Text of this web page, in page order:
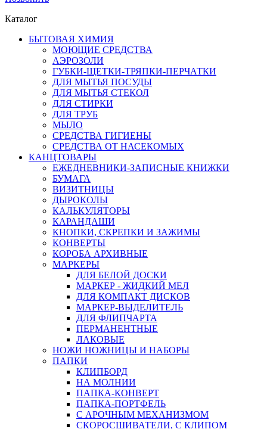
Каталог
БЫТОВАЯ ХИМИЯ
МОЮЩИЕ СРЕДСТВА
АЭРОЗОЛИ
ГУБКИ-ЩЕТКИ-ТРЯПКИ-ПЕРЧАТКИ
ДЛЯ МЫТЬЯ ПОСУДЫ
ДЛЯ МЫТЬЯ СТЕКОЛ
ДЛЯ СТИРКИ
ДЛЯ ТРУБ
МЫЛО
СРЕДСТВА ГИГИЕНЫ
СРЕДСТВА ОТ НАСЕКОМЫХ
КАНЦТОВАРЫ
ЕЖЕДНЕВНИКИ-ЗАПИСНЫЕ КНИЖКИ
БУМАГА
ВИЗИТНИЦЫ
ДЫРОКОЛЫ
КАЛЬКУЛЯТОРЫ
КАРАНДАШИ
КНОПКИ, СКРЕПКИ И ЗАЖИМЫ
КОНВЕРТЫ
КОРОБА АРХИВНЫЕ
МАРКЕРЫ
ДЛЯ БЕЛОЙ ДОСКИ
МАРКЕР - ЖИДКИЙ МЕЛ
ДЛЯ КОМПАКТ ДИСКОВ
МАРКЕР-ВЫДЕЛИТЕЛЬ
ДЛЯ ФЛИПЧАРТА
ПЕРМАНЕНТНЫЕ
ЛАКОВЫЕ
НОЖИ НОЖНИЦЫ И НАБОРЫ
ПАПКИ
КЛИПБОРД
НА МОЛНИИ
ПАПКА-КОНВЕРТ
ПАПКА-ПОРТФЕЛЬ
С АРОЧНЫМ МЕХАНИЗМОМ
СКОРОСШИВАТЕЛИ, С КЛИПОМ